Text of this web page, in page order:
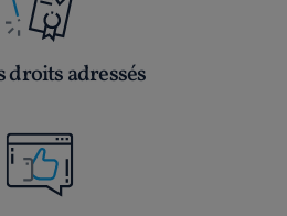
droits adressés